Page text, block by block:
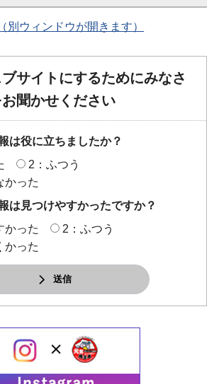
別ウィンドウが開きます）
サイトにするためにみなさ
聞かせください
は役に立ちましたか？
2：ふつう
かった
は見つけやすかったですか？
かった
2：ふつう
かった
送信